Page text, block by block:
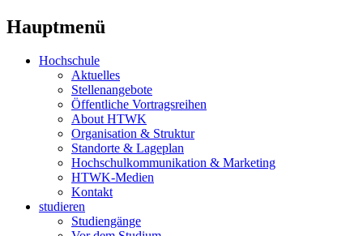
Hauptmenü
Hochschule
Aktuelles
Stellenangebote
Öffentliche Vortragsreihen
About HTWK
Organisation & Struktur
Standorte & Lageplan
Hochschulkommunikation & Marketing
HTWK-Medien
Kontakt
studieren
Studiengänge